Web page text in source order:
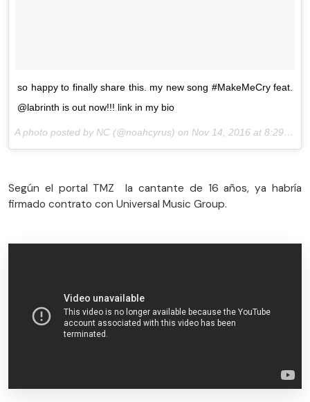
so happy to finally share this. my new song #MakeMeCry feat.
@labrinth is out now!!! link in my bio
A photo posted by NC (@noahcyrus) on Nov 14, 2016 at 8:29pm PST
Según el portal TMZ la cantante de 16 años, ya habría
firmado contrato con Universal Music Group.